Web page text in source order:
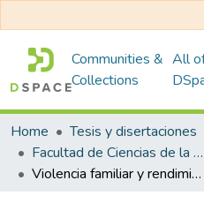
Communities &
Collections
All
Home Tesis y disertaciones
Facultad de Ciencias de la Salud
Violencia familiar y rendimiento académico de los estudiantes del nivel secundario de la I.E César Alcides de la Cruz Delgado del Distrito de Camporredondo, 2017